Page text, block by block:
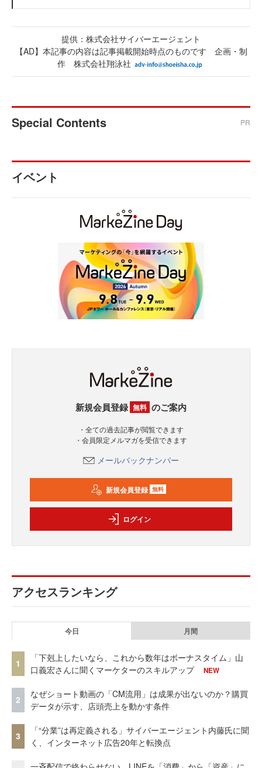
提供：株式会社サイバーエージェント
【AD】本記事の内容は記事掲載開始時点のものです 企画・制
作 株式会社翔泳社
Special Contents PR
イベント
新規会員登録 無料 のご案内
・全ての過去記事が閲覧できます
・会員限定メルマガを受信できます
メールバックナンバー
新規会員登録 無料
ログイン
アクセスランキング
今日 月間
1
「下剋上したいなら、これから数年はボーナスタイム」山
口義宏さんに聞くマーケターのスキルアップ
NEW
2
なぜショート動画の「CM流用」は成果が出ないのか？購買
データが示す、店頭売上を動かす条件
3
「“分業”は再定義される」サイバーエージェント内藤氏に聞
く、インターネット広告20年と転換点